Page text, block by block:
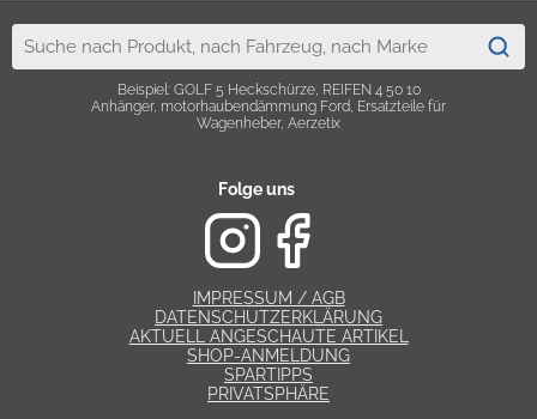
Beispiel: GOLF 5 Heckschürze, REIFEN 4 50 10
Anhänger, motorhaubendämmung Ford, Ersatzteile für
Wagenheber, Aerzetix
Folge uns
IMPRESSUM / AGB
DATENSCHUTZERKLÄRUNG
AKTUELL ANGESCHAUTE ARTIKEL
SHOP-ANMELDUNG
SPARTIPPS
PRIVATSPHÄRE